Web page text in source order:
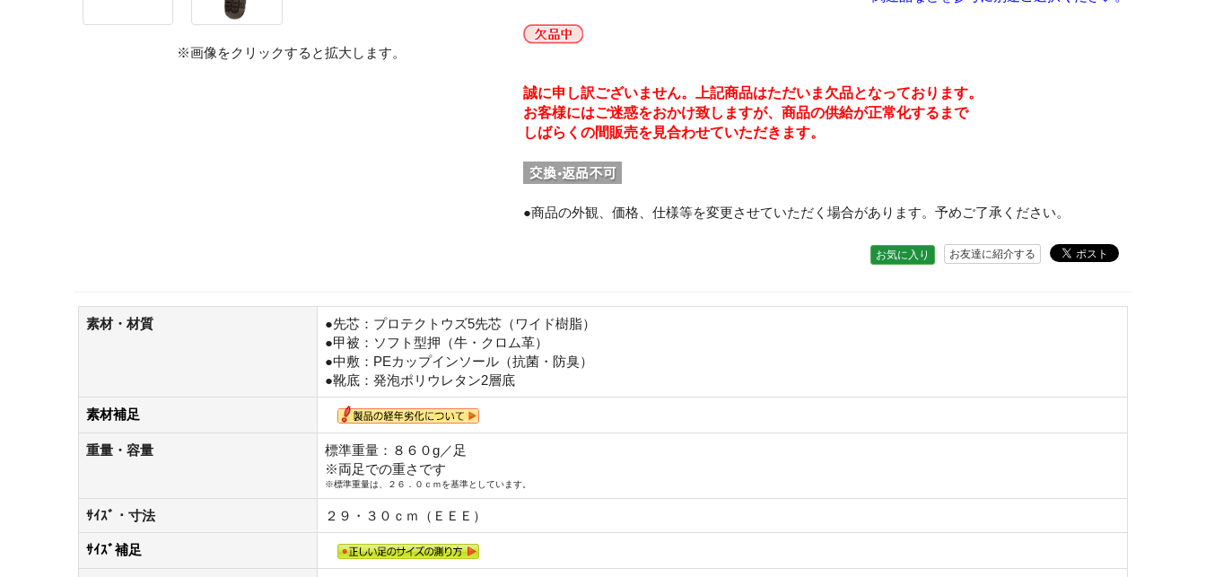
※画像をクリックすると拡大します。
誠に申し訳ございません。上記商品はただいま欠品となっております。
お客様にはご迷惑をおかけ致しますが、商品の供給が正常化するまで
しばらくの間販売を見合わせていただきます。
●商品の外観、価格、仕様等を変更させていただく場合があります。予めご了承ください。
お友達に紹介する
お気に入り
素材・材質
●先芯：プロテクトウズ5先芯（ワイド樹脂）
●甲被：ソフト型押（牛・クロム革）
●中敷：PEカップインソール（抗菌・防臭）
●靴底：発泡ポリウレタン2層底
素材補足
重量・容量
標準重量：８６０g／足
※両足での重さです
※標準重量は、２６．０ｃｍを基準としています。
ｻｲｽﾞ・寸法 ２９・３０ｃｍ（ＥＥＥ）
ｻｲｽﾞ補足